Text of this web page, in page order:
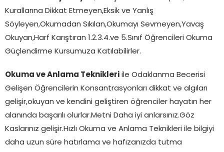
Kurallarına Dikkat Etmeyen,Eksik ve Yanlış
Söyleyen,Okumadan Sıkılan,Okumayı Sevmeyen,Yavaş
Okuyan,Harf Karıştıran 1.2.3.4.ve 5.Sınıf Öğrencileri Okuma
Güçlendirme Kursumuza Katılabilirler.
Okuma ve Anlama Teknikleri ile Odaklanma Becerisi
Gelişen Öğrencilerin Konsantrasyonları dikkat ve algıları
gelişir,okuyan ve kendini geliştiren öğrenciler hayatın her
alanında başarılı olurlar.Metni Daha iyi anlarsınız.Göz
Kaslarınız gelişir.Hızlı Okuma ve Anlama Teknikleri ile bilgiyi
daha uzun süre hatırlama ve hafızanızda tutma